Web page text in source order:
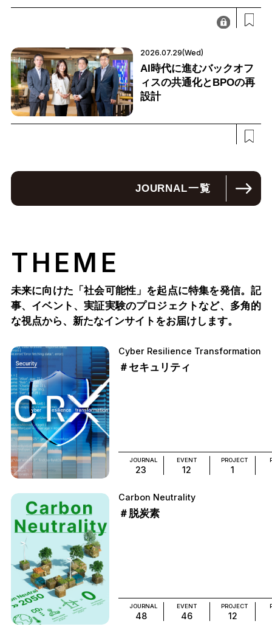
2026.07.29(Wed)
AI時代に進むバックオフ
ィスの共通化とBPOの再
設計
JOURNAL一覧
THEME
未来に向けた「社会可能性」を起点に特集を発信。記
事、イベント、実証実験のプロジェクトなど、多角的
な視点から、新たなインサイトをお届けします。
Cyber Resilience Transformation
＃セキュリティ
JOURNAL
23
EVENT
12
PROJECT
1
Carbon Neutrality
＃脱炭素
JOURNAL
48
EVENT
46
PROJECT
12